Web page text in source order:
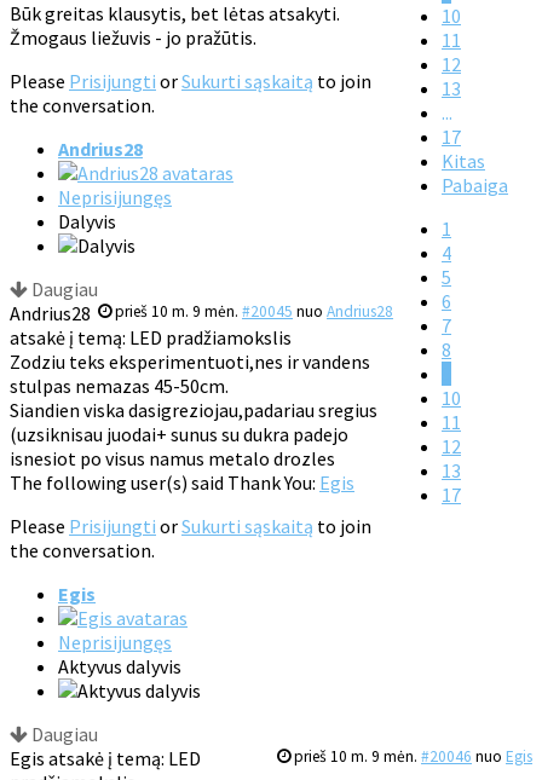
10
11
12
13
...
17
Kitas
Pabaiga
1
4
5
6
7
8
10
11
12
13
17
Būk greitas klausytis, bet lėtas atsakyti.
Žmogaus liežuvis - jo pražūtis.
Please Prisijungti orSukurti sąskaitą to join
the conversation.
Andrius28
Neprisijungęs
Dalyvis
Daugiau
prieš 10 m. 9 mėn. #20045 nuo Andrius28
Andrius28
atsakė į temą: LED pradžiamokslis
Zodziu teks eksperimentuoti,nes ir vandens
stulpas nemazas 45-50cm.
Siandien viska dasigreziojau,padariau sregius
(uzsiknisau juodai+ sunus su dukra padejo
isnesiot po visus namus metalo drozles
The following user(s) said Thank You: Egis
Please Prisijungti orSukurti sąskaitą to join
the conversation.
Egis
Neprisijungęs
Aktyvus dalyvis
Daugiau
prieš 10 m. 9 mėn. #20046 nuo Egis
Egis atsakė į temą: LED